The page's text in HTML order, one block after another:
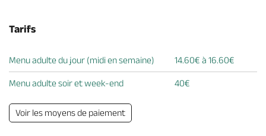
Tarifs
Menu adulte du jour (midi en semaine) 14.60€ à 16.60€
Menu adulte soir et week-end 40€
Voir les moyens de paiement